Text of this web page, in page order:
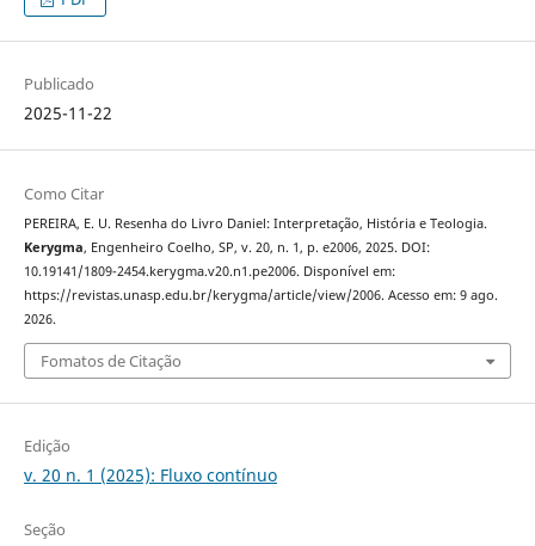
Publicado
2025-11-22
Como Citar
PEREIRA, E. U. Resenha do Livro Daniel: Interpretação, História e Teologia.
Kerygma, Engenheiro Coelho, SP, v. 20, n. 1, p. e2006, 2025. DOI:
10.19141/1809-2454.kerygma.v20.n1.pe2006. Disponível em:
https://revistas.unasp.edu.br/kerygma/article/view/2006. Acesso em: 9 ago.
2026.
Fomatos de Citação
Edição
v. 20 n. 1 (2025): Fluxo contínuo
Seção